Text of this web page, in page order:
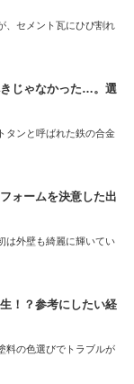
、セメント瓦にひび割れ
きじゃなかった…。選
タンと呼ばれた鉄の合金
ォームを決意した出
は外壁も綺麗に輝いてい
！？参考にしたい経
料の色選びでトラブルが